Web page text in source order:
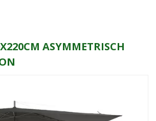
ASYMMETRISCH